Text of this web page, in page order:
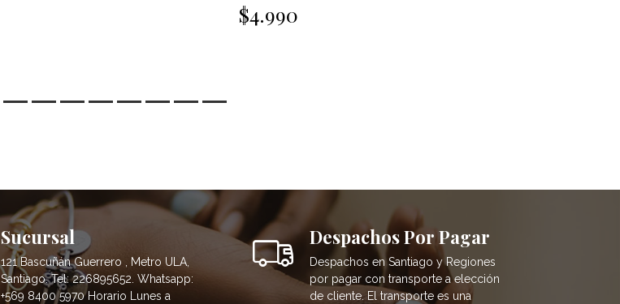
$4.990
Sucursal
121 Bascuñán Guerrero , Metro ULA,
Santiago. Tel: 226895652. Whatsapp:
+569 8400 5970 Horario Lunes a
Despachos Por Pagar
Despachos en Santiago y Regiones
por pagar con transporte a elección
de cliente. El transporte es una